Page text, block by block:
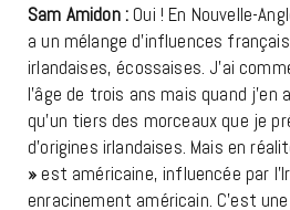
Sam Amidon : Oui ! En Nouvelle-
a un mélange d’influences
irlandaises, écossaises. J’ai
l’âge de trois ans mais quand j’en
qu’un tiers des morceaux que je
d’origines irlandaises. Mais en
» est américaine, influencée par
enracinement américain. C’est